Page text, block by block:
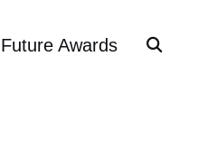
Awards